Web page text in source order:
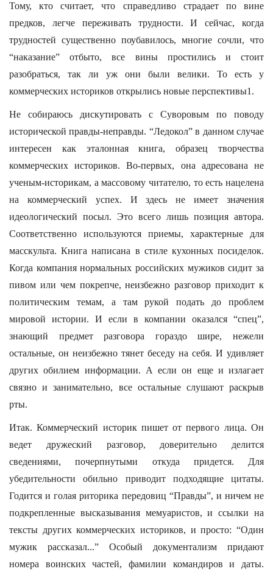
Тому, кто считает, что справедливо страдает по вине
предков, легче переживать трудности. И сейчас, когда
трудностей существенно поубавилось, многие сочли, что
“наказание” отбыто, все вины простились и стоит
разобраться, так ли уж они были велики. То есть у
коммерческих историков открылись новые перспективы1.
Не собираюсь дискутировать с Суворовым по поводу
исторической правды-неправды. “Ледокол” в данном случае
интересен как эталонная книга, образец творчества
коммерческих историков. Во-первых, она адресована не
ученым-историкам, а массовому читателю, то есть нацелена
на коммерческий успех. И здесь не имеет значения
идеологический посыл. Это всего лишь позиция автора.
Соответственно используются приемы, характерные для
масскульта. Книга написана в стиле кухонных посиделок.
Когда компания нормальных российских мужиков сидит за
пивом или чем покрепче, неизбежно разговор приходит к
политическим темам, а там рукой подать до проблем
мировой истории. И если в компании оказался “спец”,
знающий предмет разговора гораздо шире, нежели
остальные, он неизбежно тянет беседу на себя. И удивляет
других обилием информации. А если он еще и излагает
связно и занимательно, все остальные слушают раскрыв
рты.
Итак. Коммерческий историк пишет от первого лица. Он
ведет дружеский разговор, доверительно делится
сведениями, почерпнутыми откуда придется. Для
убедительности обильно приводит подходящие цитаты.
Годится и голая риторика передовиц “Правды”, и ничем не
подкрепленные высказывания мемуаристов, и ссылки на
тексты других коммерческих историков, и просто: “Один
мужик рассказал...” Особый документализм придают
номера воинских частей, фамилии командиров и даты.